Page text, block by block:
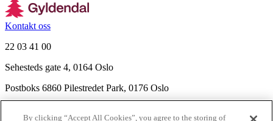
Kontakt oss
22 03 41 00
Sehesteds gate 4, 0164 Oslo
Postboks 6860 Pilestredet Park, 0176 Oslo
By clicking “Accept All Cookies”, you agree to the storing of